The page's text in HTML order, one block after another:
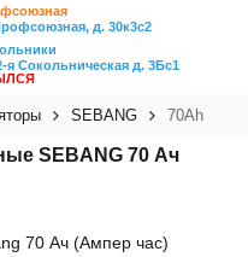
д. 30к3с2
я Сокольническая д. 3Бс1
SEBANG 70Ah
SEBANG 70 Ач
70 Ач (Ампер час)